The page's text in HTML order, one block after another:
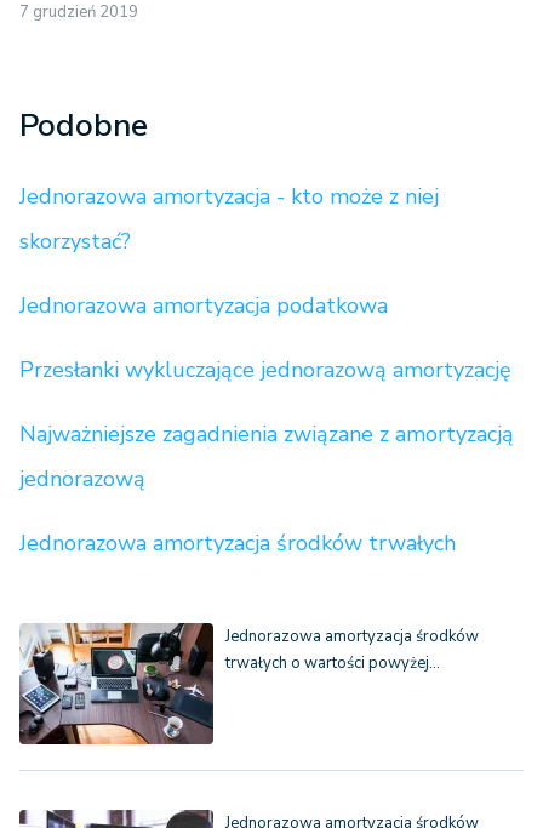
7 grudzień 2019
Podobne
Jednorazowa amortyzacja - kto może z niej
skorzystać?
Jednorazowa amortyzacja podatkowa
Przesłanki wykluczające jednorazową amortyzację
Najważniejsze zagadnienia związane z amortyzacją
jednorazową
Jednorazowa amortyzacja środków trwałych
Jednorazowa amortyzacja środków
trwałych o wartości powyżej…